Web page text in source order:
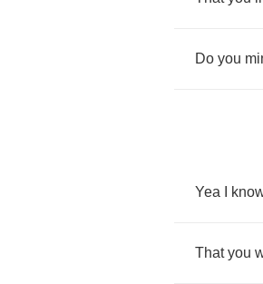
Do you
Yea
That you